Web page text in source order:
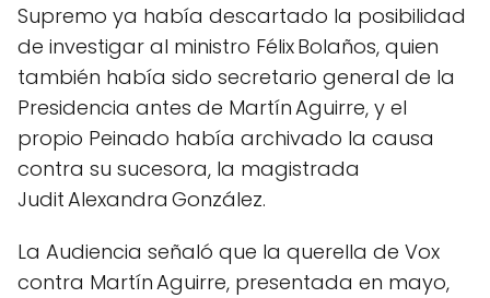
Supremo ya había descartado la posibilidad
de investigar al ministro Félix Bolaños, quien
también había sido secretario general de la
Presidencia antes de Martín Aguirre, y el
propio Peinado había archivado la causa
contra su sucesora, la magistrada
Judit Alexandra González.
La Audiencia señaló que la querella de Vox
contra Martín Aguirre, presentada en mayo,